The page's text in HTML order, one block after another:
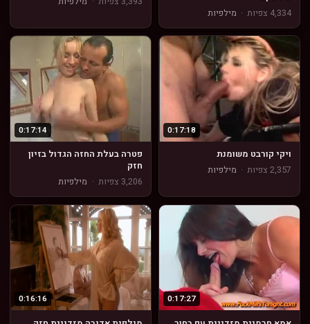
4,334 צפיות
· מילפיות
0:17:18
ויקי קורבט משומנת
2,357 צפיות
· מילפיות
0:17:14
פטרה בעלת החזה הגדול בזיון
חזק
3,206 צפיות
· מילפיות
0:17:27
0:16:16